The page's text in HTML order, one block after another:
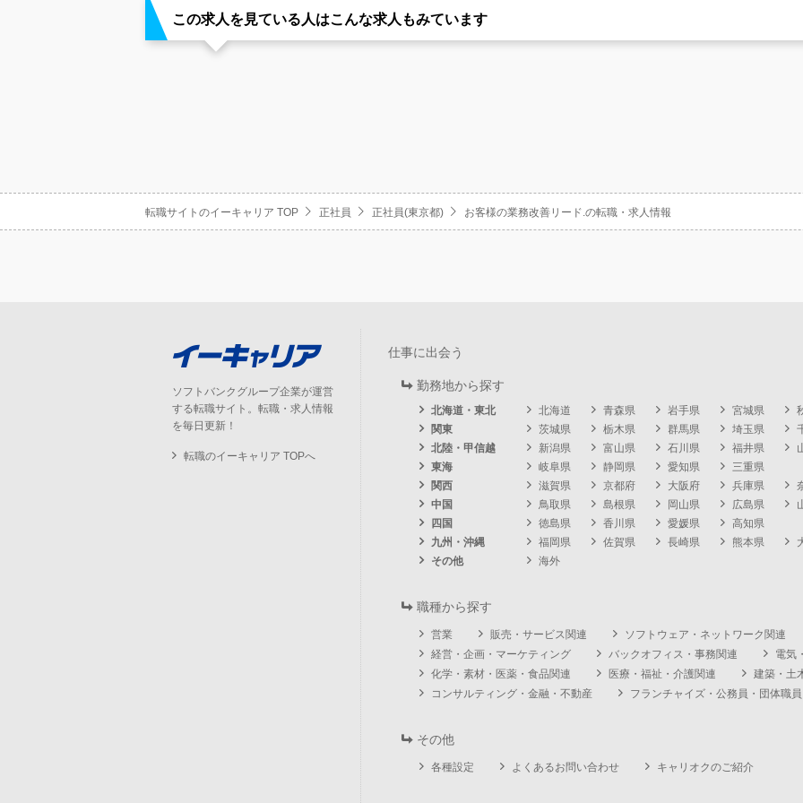
この求人を見ている人はこんな求人もみています
転職サイトのイーキャリア TOP 正社員 正社員(東京都) お客様の業務改善リード.の転職・求人情報
ソフトバンクグループ企業が運営
する転職サイト。転職・求人情報
を毎日更新！
転職のイーキャリア TOPへ
仕事に出会う
勤務地から探す
北海道・東北 北海道 青森県 岩手県 宮城県
関東
茨城県 栃木県 群馬県 埼玉県
北陸・甲信越
新潟県 富山県 石川県 福井県
東海
岐阜県 静岡県 愛知県
三重県
関西
滋賀県 京都府 大阪府 兵庫県
中国
鳥取県 島根県 岡山県 広島県
四国
徳島県 香川県 愛媛県
高知県
九州・沖縄
福岡県 佐賀県 長崎県 熊本県
その他
海外
職種から探す
営業 販売・サービス関連 ソフトウェア・ネットワーク関連
経営・企画・マーケティング
バックオフィス・事務関連
電気
化学・素材・医薬・食品関連
医療・福祉・介護関連
建築・土
コンサルティング・金融・不動産
フランチャイズ・公務員・団体職
その他
各種設定 よくあるお問い合わせ キャリオクのご紹介